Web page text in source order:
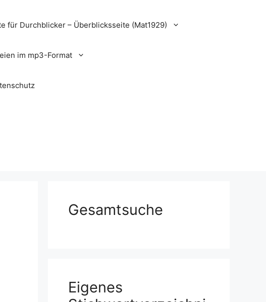
für Durchblicker – Überblicksseite (Mat1929)
im mp3-Format
Gesamtsuche
Eigenes